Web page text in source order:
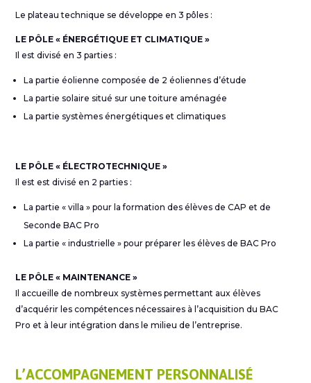
Le plateau technique se développe en 3 pôles :
LE PÔLE « ÉNERGÉTIQUE ET CLIMATIQUE »
Il est divisé en 3 parties :
La partie éolienne composée de 2 éoliennes d’étude
La partie solaire situé sur une toiture aménagée
La partie systèmes énergétiques et climatiques
LE PÔLE « ÉLECTROTECHNIQUE »
Il est est divisé en 2 parties :
La partie « villa » pour la formation des élèves de CAP et de
Seconde BAC Pro
La partie « industrielle » pour préparer les élèves de BAC Pro
LE PÔLE « MAINTENANCE »
Il accueille de nombreux systèmes permettant aux élèves
d’acquérir les compétences nécessaires à l’acquisition du BAC
Pro et à leur intégration dans le milieu de l’entreprise.
L’ACCOMPAGNEMENT PERSONNALISÉ